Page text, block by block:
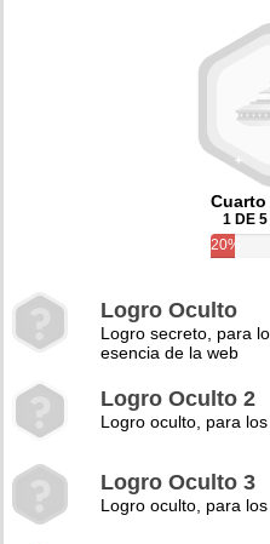
1 DE
20%
Logro Oculto
Logro secreto, para
esencia de la web
Logro Oculto 2
Logro oculto, para
Logro Oculto 3
Logro oculto, para